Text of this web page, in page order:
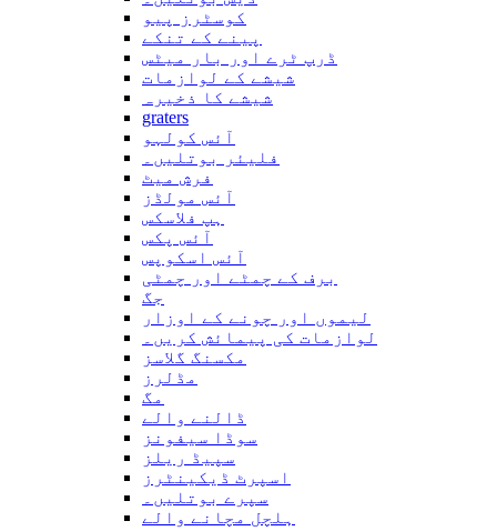
کوسٹرز پیو
پینے کے تنکے
ڈرپ ٹرے اور بار میٹس
شیشے کے لوازمات
شیشے کا ذخیرہ
graters
آئس کولہو
فلیئر بوتلیں۔
فرش میٹ
آئس مولڈز
ہپ فلاسکس
آئس پکس
آئس اسکوپس
برف کے چمٹے اور چمٹی
جگ
لیموں اور چونے کے اوزار
لوازمات کی پیمائش کریں۔
مکسنگ گلاسز
مڈلرز
مگ
ڈالنے والے
سوڈا سیفونز
سپیڈ ریلز
اسپرٹ ڈیکینٹرز
سپرے بوتلیں۔
ہلچل مچانے والے